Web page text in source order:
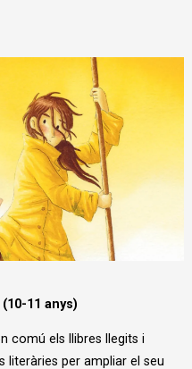
(10-11 anys)
comú els llibres llegits i
per ampliar el seu